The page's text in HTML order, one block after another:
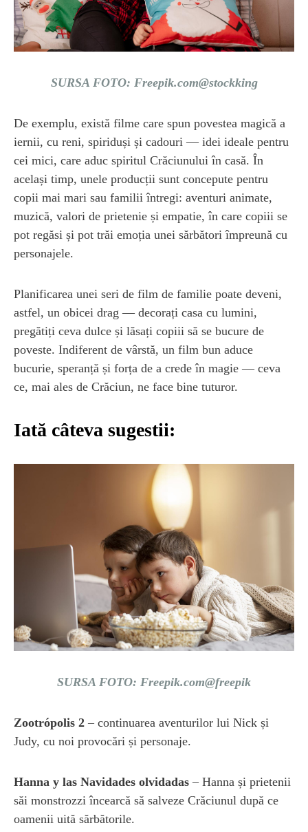
SURSA FOTO: Freepik.com@stockking
De exemplu, există filme care spun povestea magică a
iernii, cu reni, spiriduși și cadouri — idei ideale pentru
cei mici, care aduc spiritul Crăciunului în casă. În
același timp, unele producții sunt concepute pentru
copii mai mari sau familii întregi: aventuri animate,
muzică, valori de prietenie și empatie, în care copiii se
pot regăsi și pot trăi emoția unei sărbători împreună cu
personajele.
Planificarea unei seri de film de familie poate deveni,
astfel, un obicei drag — decorați casa cu lumini,
pregătiți ceva dulce și lăsați copiii să se bucure de
poveste. Indiferent de vârstă, un film bun aduce
bucurie, speranță și forța de a crede în magie — ceva
ce, mai ales de Crăciun, ne face bine tuturor.
Iată câteva sugestii:
SURSA FOTO: Freepik.com@freepik
Zootrópolis 2 – continuarea aventurilor lui Nick și
Judy, cu noi provocări și personaje.
Hanna y las Navidades olvidadas – Hanna și prietenii
săi monstrozzi încearcă să salveze Crăciunul după ce
oamenii uită sărbătorile.